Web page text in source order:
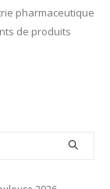
pharmaceutique
de produits